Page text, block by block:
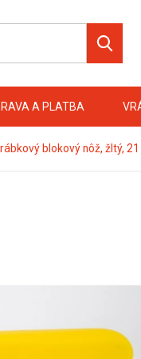
A PLATBA
blokový nôž, žltý, 21